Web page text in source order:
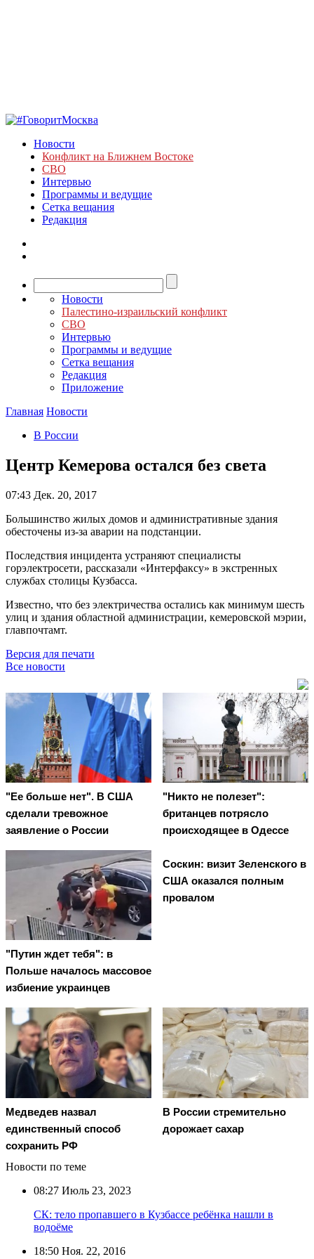
Новости
Конфликт на Ближнем Востоке
СВО
Интервью
Программы и ведущие
Сетка вещания
Редакция
Новости
Палестино-израильский конфликт
СВО
Интервью
Программы и ведущие
Сетка вещания
Редакция
Приложение
Главная Новости
В России
Центр Кемерова остался без света
07:43 Дек. 20, 2017
Большинство жилых домов и административные здания
обесточены из-за аварии на подстанции.
Последствия инцидента устраняют специалисты
горэлектросети, рассказали «Интерфаксу» в экстренных
службах столицы Кузбасса.
Известно, что без электричества остались как минимум шесть
улиц и здания областной администрации, кемеровской мэрии,
главпочтамт.
Версия для печати
Все новости
"Ее больше нет". В США
сделали тревожное
заявление о России
"Никто не полезет":
британцев потрясло
происходящее в Одессе
"Путин ждет тебя": в
Польше началось массовое
избиение украинцев
Соскин: визит Зеленского в
США оказался полным
провалом
Медведев назвал
единственный способ
сохранить РФ
В России стремительно
дорожает сахар
Новости по теме
08:27 Июль 23, 2023
СК: тело пропавшего в Кузбассе ребёнка нашли в
водоёме
18:50 Ноя. 22, 2016